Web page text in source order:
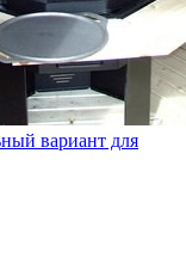
вариант для